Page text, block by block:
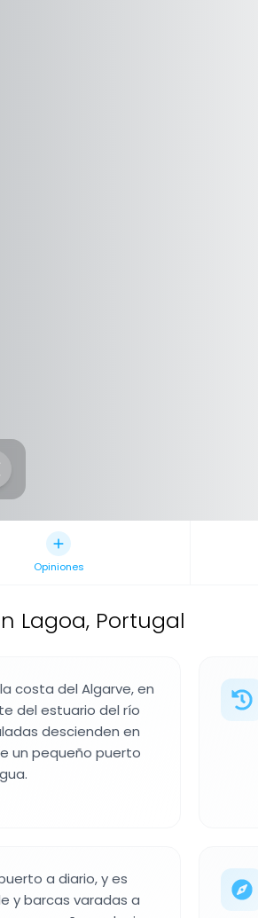
Opiniones
Lagoa, Portugal
costa del Algarve, en
del estuario del río
descienden en
un pequeño puerto
a diario, y es
y barcas varadas a